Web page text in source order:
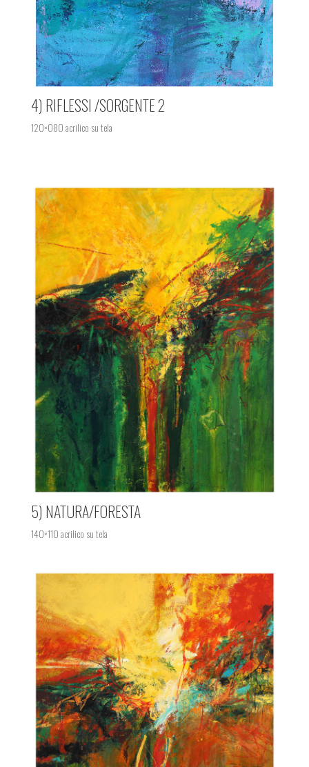
4) RIFLESSI /SORGENTE 2
120×080 acrilico su tela
5) NATURA/FORESTA
140×110 acrilico su tela